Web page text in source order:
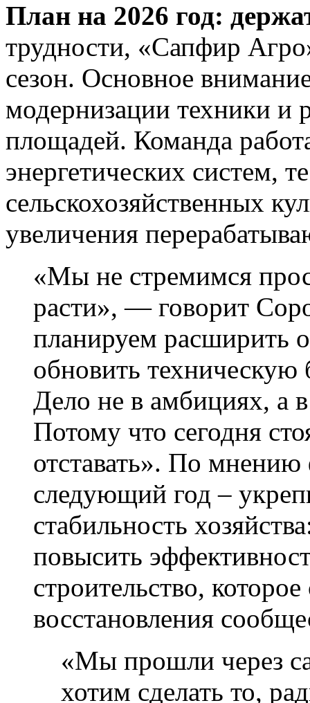
План на 2026 год:
трудности, «Сапфир
сезон. Основное
модернизации техники
площадей. Команда
энергетических систем,
сельскохозяйственных
увеличения
«Мы не стремимся
расти», — говорит
планируем расширить
обновить техническую
Дело не в амбициях, а
Потому что сегодня
отставать». По мнению
следующий год –
стабильность
повысить
строительство,
восстановления
«Мы прошли через
хотим сделать то,